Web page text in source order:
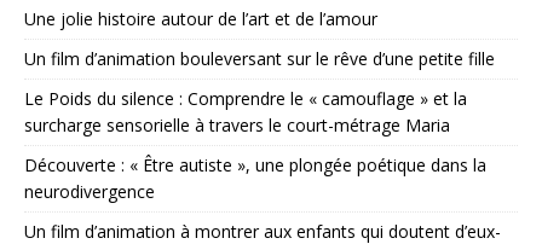
Une jolie histoire autour de l’art et de l’amour
Un film d’animation bouleversant sur le rêve d’une petite fille
Le Poids du silence : Comprendre le « camouflage » et la
surcharge sensorielle à travers le court-métrage Maria
Découverte : « Être autiste », une plongée poétique dans la
neurodivergence
Un film d’animation à montrer aux enfants qui doutent d’eux-